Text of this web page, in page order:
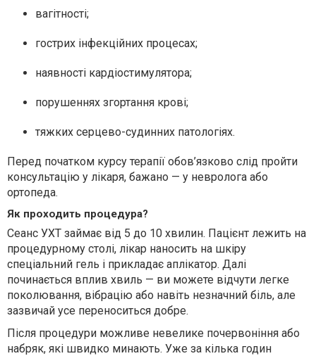
вагітності;
гострих інфекційних процесах;
наявності кардіостимулятора;
порушеннях згортання крові;
тяжких серцево-судинних патологіях.
Перед початком курсу терапії обов’язково слід пройти
консультацію у лікаря, бажано — у невролога або
ортопеда.
Як проходить процедура?
Сеанс УХТ займає від 5 до 10 хвилин. Пацієнт лежить на
процедурному столі, лікар наносить на шкіру
спеціальний гель і прикладає аплікатор. Далі
починається вплив хвиль — ви можете відчути легке
поколювання, вібрацію або навіть незначний біль, але
зазвичай усе переноситься добре.
Після процедури можливе невелике почервоніння або
набряк, які швидко минають. Уже за кілька годин